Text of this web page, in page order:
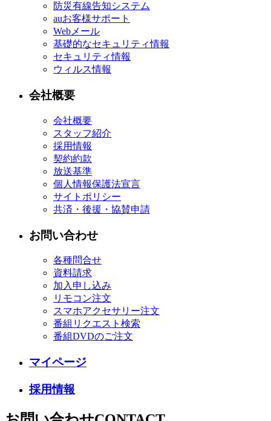
防災有線告知システム
auお客様サポート
Webメール
基礎的なセキュリティ情報
セキュリティ情報
ウィルス情報
会社概要
会社概要
スタッフ紹介
採用情報
契約約款
放送基準
個人情報保護法宣言
サイトポリシー
共済・後援・協賛申請
お問い合わせ
各種問合せ
資料請求
加入申し込み
リモコン注文
スマホアクセサリー注文
番組リクエスト検索
番組DVDのご注文
マイページ
採用情報